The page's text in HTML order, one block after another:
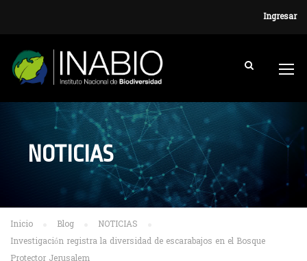
Ingresar
NOTICIAS
Inicio Blog
NOTICIAS
Investigación registra la diversidad de escarabajos en el Bosque